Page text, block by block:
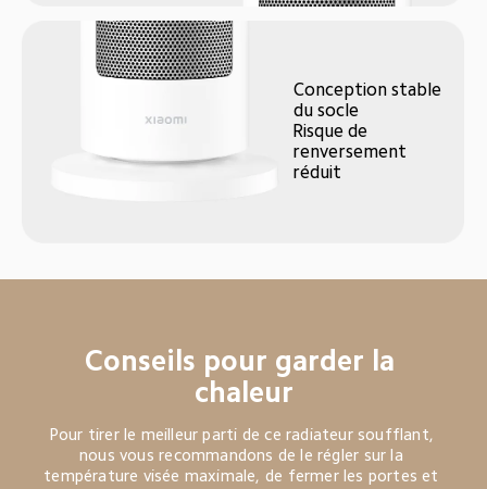
Conception stable
du socle
Risque de
renversement
réduit
Conseils pour garder la
chaleur
Pour tirer le meilleur parti de ce radiateur soufflant,
nous vous recommandons de le régler sur la
température visée maximale, de fermer les portes et